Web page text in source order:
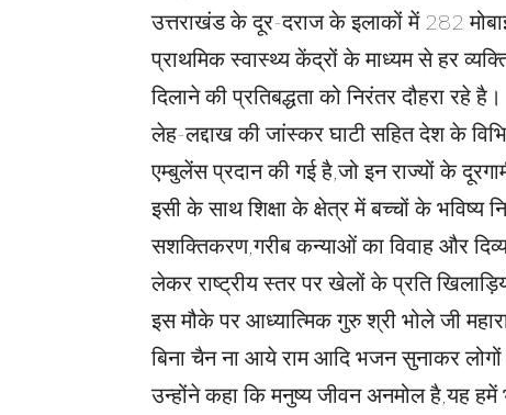
उत्तराखंड के दूर-दराज के इलाकों में 282
प्राथमिक स्वास्थ्य केंद्रों के माध्यम से हर
दिलाने की प्रतिबद्धता को निरंतर दौहरा रहे है।
लेह-लद्दाख की जांस्कर घाटी सहित देश के
एम्बुलेंस प्रदान की गई है,जो इन राज्यों के
इसी के साथ शिक्षा के क्षेत्र में बच्चों के भविष्य
सशक्तिकरण,गरीब कन्याओं का विवाह और
लेकर राष्ट्रीय स्तर पर खेलों के प्रति
इस मौके पर आध्यात्मिक गुरु श्री भोले जी
बिना चैन ना आये राम आदि भजन सुनाकर
उन्होंने कहा कि मनुष्य जीवन अनमोल है,यह